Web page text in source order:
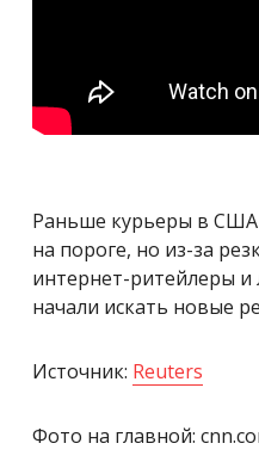
Раньше курьеры в США
на пороге, но из-за
интернет-ритейлеры и
начали искать новые
Источник: Reuters
Фото на главной: